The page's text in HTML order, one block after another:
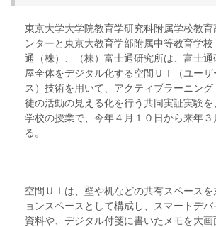
東京大学大学院教育学研究科附属学校教
ンターと東京大教育学部附属中等教育学
通（株）、（株）富士通研究所は、富士
屋全体をデジタル化する空間ＵＩ（ユー
ス）技術を用いて、アクティブラーニン
徒の活動の見える化を行う共同実証実験
学校の授業で、今年４月１０日から来年
る。
空間ＵＩは、壁や机などの共有スペース
ョンスペースとして構成し、スマートデ
資料や、デジタル付箋に書いたメモを大画